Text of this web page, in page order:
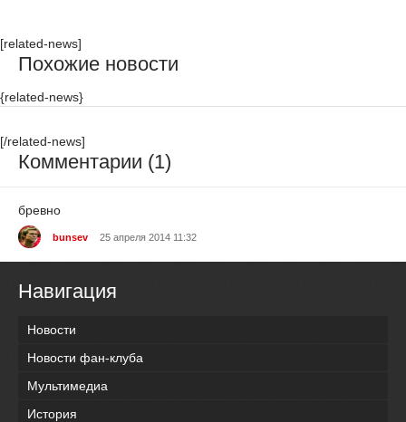
[related-news]
Похожие новости
{related-news}
[/related-news]
Комментарии (1)
бревно
bunsev 25 апреля 2014 11:32
Навигация
Новости
Новости фан-клуба
Мультимедиа
История